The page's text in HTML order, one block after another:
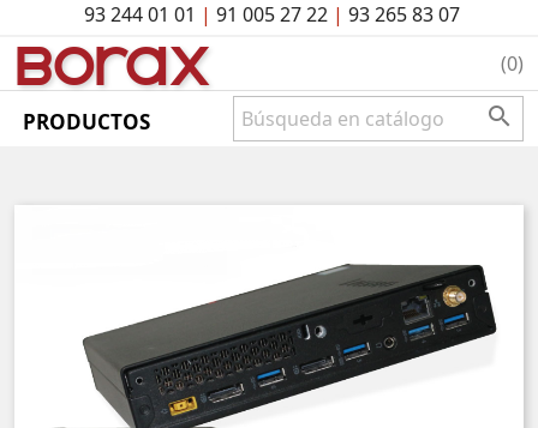
93 244 01 01 | 91 005 27 22| 93 265 83 07
BOrAx (0)
PRODUCTOS 